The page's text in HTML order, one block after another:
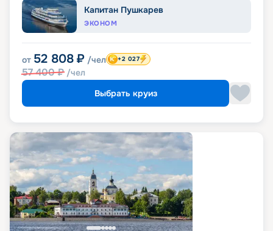
Капитан Пушкарев
ЭКОНОМ
от 52 808 ₽ /чел
57 400₽ /чел
+2 027
Выбрать круиз